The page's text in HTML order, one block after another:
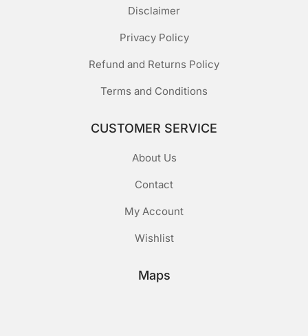
Disclaimer
Privacy Policy
Refund and Returns Policy
Terms and Conditions
CUSTOMER SERVICE
About Us
Contact
My Account
Wishlist
Maps